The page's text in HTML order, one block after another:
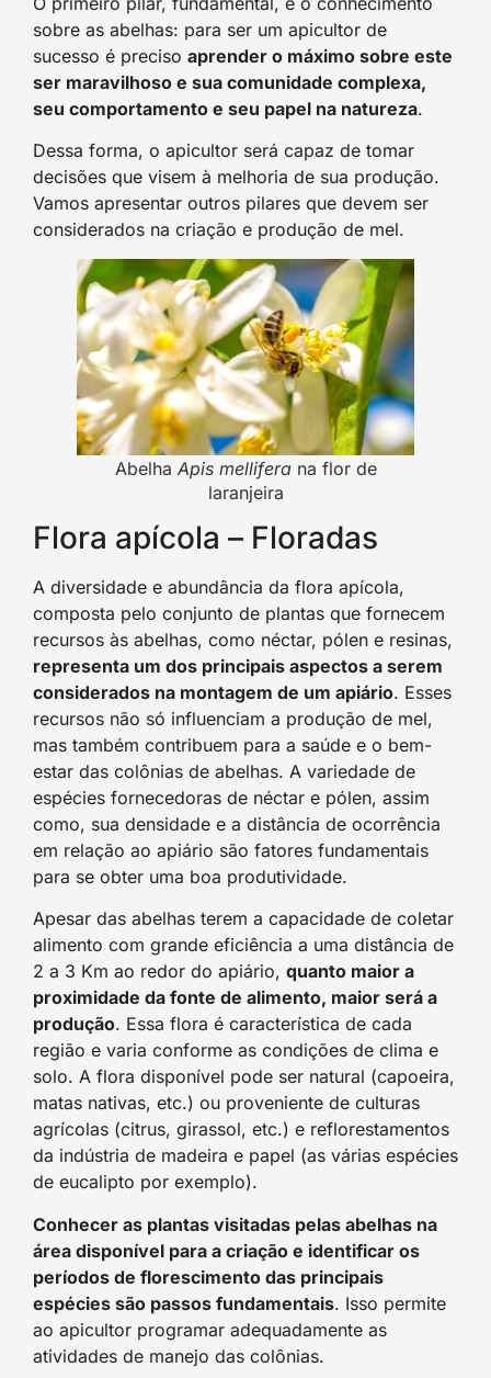
sobre as abelhas: para ser um apicultor de
sucesso é preciso aprender o máximo sobre este
ser maravilhoso e sua comunidade complexa,
seu comportamento e seu papel na natureza.
Dessa forma, o apicultor será capaz de tomar
decisões que visem à melhoria de sua produção.
Vamos apresentar outros pilares que devem ser
considerados na criação e produção de mel.
Abelha Apis melliferana flor de
laranjeira
Flora apícola – Floradas
A diversidade e abundância da flora apícola,
composta pelo conjunto de plantas que fornecem
recursos às abelhas, como néctar, pólen e resinas,
representa um dos principais aspectos a serem
considerados na montagem de um apiário. Esses
recursos não só influenciam a produção de mel,
mas também contribuem para a saúde e o bem-
estar das colônias de abelhas. A variedade de
espécies fornecedoras de néctar e pólen, assim
como, sua densidade e a distância de ocorrência
em relação ao apiário são fatores fundamentais
para se obter uma boa produtividade.
Apesar das abelhas terem a capacidade de coletar
alimento com grande eficiência a uma distância de
2 a 3 Km ao redor do apiário, quanto maior a
proximidade da fonte de alimento, maior será a
produção. Essa flora é característica de cada
região e varia conforme as condições de clima e
solo. A flora disponível pode ser natural (capoeira,
matas nativas, etc.) ou proveniente de culturas
agrícolas (citrus, girassol, etc.) e reflorestamentos
da indústria de madeira e papel (as várias espécies
de eucalipto por exemplo).
Conhecer as plantas visitadas pelas abelhas na
área disponível para a criação e identificar os
períodos de florescimento das principais
espécies são passos fundamentais. Isso permite
ao apicultor programar adequadamente as
atividades de manejo das colônias.